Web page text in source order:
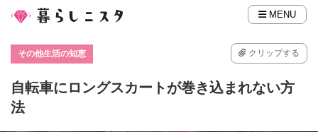
MENU
その他生活の知恵 クリップする
自転車にロングスカートが巻き込まれない方
法